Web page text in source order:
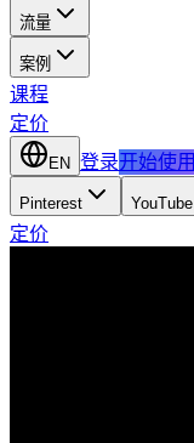
流量
案例
课程
定价
EN 登录开始使用
Pinterest YouTube
定价